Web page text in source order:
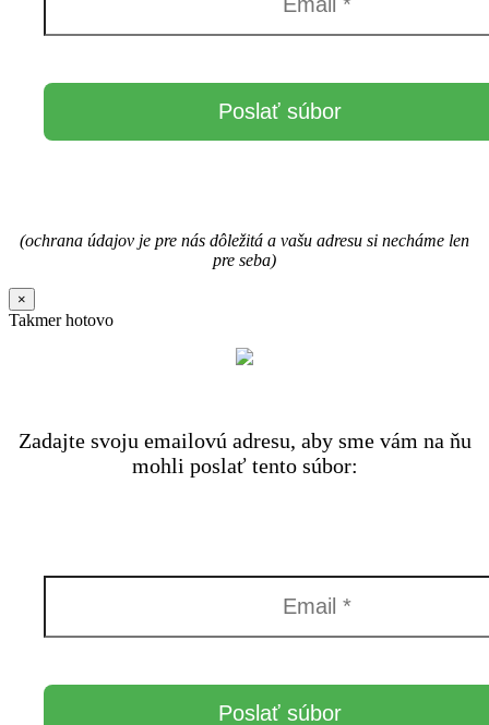
(ochrana údajov je pre nás dôležitá a vašu adresu si necháme len
pre seba)
×
Takmer hotovo
Zadajte svoju emailovú adresu, aby sme vám na ňu
mohli poslať tento súbor: